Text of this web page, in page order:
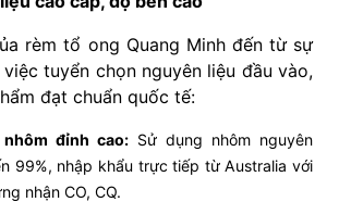
rèm tổ ong Quang Minh đến từ sự
tuyển chọn nguyên liệu đầu vào,
đạt chuẩn quốc tế:
đỉnh cao: Sử dụng nhôm nguyên
99%, nhập khẩu trực tiếp từ Australia với
nhận CO, CQ.